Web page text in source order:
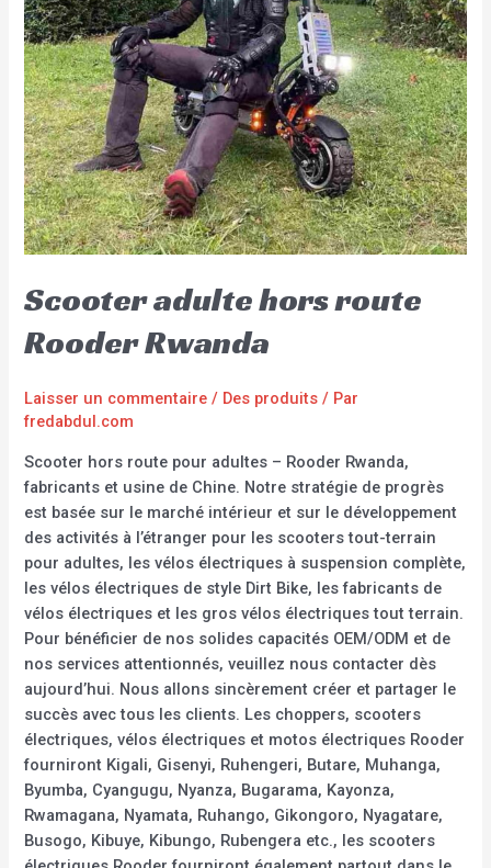
Scooter adulte hors route
Rooder Rwanda
Laisser un commentaire / Des produits / Par
fredabdul.com
Scooter hors route pour adultes – Rooder Rwanda,
fabricants et usine de Chine. Notre stratégie de progrès
est basée sur le marché intérieur et sur le développement
des activités à l’étranger pour les scooters tout-terrain
pour adultes, les vélos électriques à suspension complète,
les vélos électriques de style Dirt Bike, les fabricants de
vélos électriques et les gros vélos électriques tout terrain.
Pour bénéficier de nos solides capacités OEM/ODM et de
nos services attentionnés, veuillez nous contacter dès
aujourd’hui. Nous allons sincèrement créer et partager le
succès avec tous les clients. Les choppers, scooters
électriques, vélos électriques et motos électriques Rooder
fourniront Kigali, Gisenyi, Ruhengeri, Butare, Muhanga,
Byumba, Cyangugu, Nyanza, Bugarama, Kayonza,
Rwamagana, Nyamata, Ruhango, Gikongoro, Nyagatare,
Busogo, Kibuye, Kibungo, Rubengera etc., les scooters